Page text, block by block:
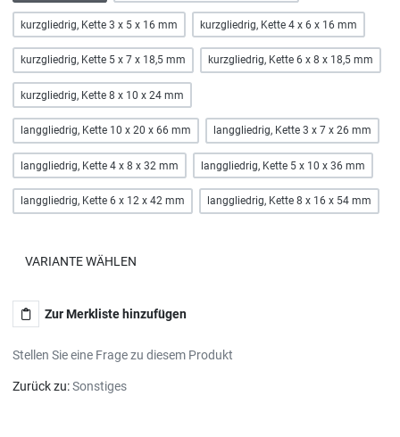
kurzgliedrig, Kette 3 x 5 x 16 mm kurzgliedrig, Kette 4 x 6 x 16 mm
kurzgliedrig, Kette 5 x 7 x 18,5 mm kurzgliedrig, Kette 6 x 8 x 18,5 mm
kurzgliedrig, Kette 8 x 10 x 24 mm
langgliedrig, Kette 10 x 20 x 66 mm langgliedrig, Kette 3 x 7 x 26 mm
langgliedrig, Kette 4 x 8 x 32 mm langgliedrig, Kette 5 x 10 x 36 mm
langgliedrig, Kette 6 x 12 x 42 mm langgliedrig, Kette 8 x 16 x 54 mm
VARIANTE WÄHLEN
Zur Merkliste hinzufügen
Stellen Sie eine Frage zu diesem Produkt
Zurück zu:Sonstiges